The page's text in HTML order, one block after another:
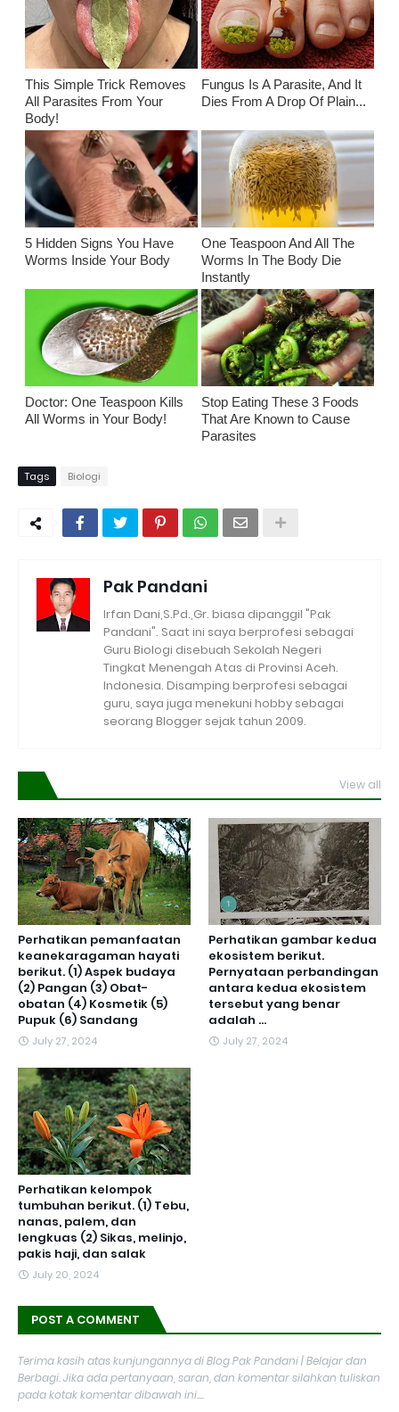
This Simple Trick Removes
All Parasites From Your
Body!
Fungus Is A Parasite, And It
Dies From A Drop Of Plain...
5 Hidden Signs You Have
Worms Inside Your Body
One Teaspoon And All The
Worms In The Body Die
Instantly
Doctor: One Teaspoon Kills
All Worms in Your Body!
Stop Eating These 3 Foods
That Are Known to Cause
Parasites
Tags Biologi
Pak Pandani
Irfan Dani,S.Pd.,Gr. biasa dipanggil "Pak
Pandani". Saat ini saya berprofesi sebagai
Guru Biologi disebuah Sekolah Negeri
Tingkat Menengah Atas di Provinsi Aceh.
Indonesia. Disamping berprofesi sebagai
guru, saya juga menekuni hobby sebagai
seorang Blogger sejak tahun 2009.
View all
Perhatikan pemanfaatan
keanekaragaman hayati
berikut. (1) Aspek budaya
(2) Pangan (3) Obat-
obatan (4) Kosmetik (5)
Pupuk (6) Sandang
July 27, 2024
Perhatikan gambar kedua
ekosistem berikut.
Pernyataan perbandingan
antara kedua ekosistem
tersebut yang benar
adalah ...
July 27, 2024
Perhatikan kelompok
tumbuhan berikut. (1) Tebu,
nanas, palem, dan
lengkuas (2) Sikas, melinjo,
pakis haji, dan salak
July 20, 2024
POST A COMMENT
Terima kasih atas kunjungannya di Blog Pak Pandani | Belajar dan
Berbagi. Jika ada pertanyaan, saran, dan komentar silahkan tuliskan
pada kotak komentar dibawah ini....